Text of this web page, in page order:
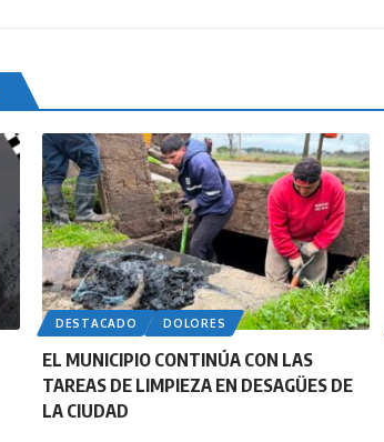
DESTACADO DOLORES
EL MUNICIPIO CONTINÚA CON LAS
TAREAS DE LIMPIEZA EN DESAGÜES DE
LA CIUDAD